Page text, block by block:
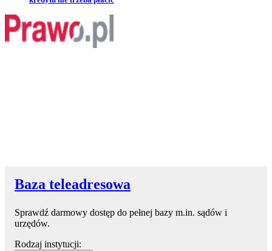
Baza teleadresowa
Sprawdź darmowy dostęp do pełnej bazy m.in. sądów i
urzędów.
Rodzaj instytucji: